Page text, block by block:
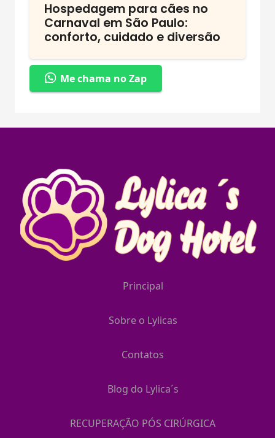
Hospedagem para cães no
Carnaval em São Paulo:
conforto, cuidado e diversão
Me chama no Zap
Principal
Sobre o Lylicas
Contatos
Blog do Lylica´s
RECUPERAÇÃO PÓS CIRÚRGICA